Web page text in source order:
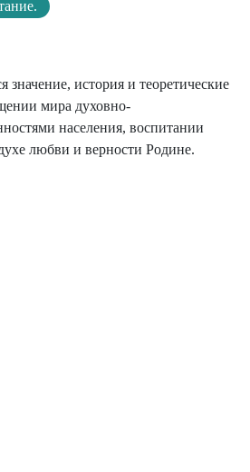
значение, история и теоретические
мира духовно-
населения, воспитании
любви и верности Родине.